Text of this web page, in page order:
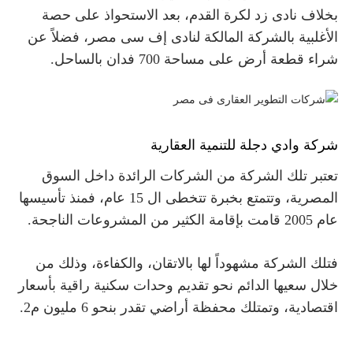
بخلاف نادى زد لكرة القدم، بعد الاستحواذ على حصة
الأغلبية بالشركة المالكة لنادى إف سى مصر، فضلاً عن
شراء قطعة أرض على مساحة 700 فدان بالساحل.
شركة وادي دجلة للتنمية العقارية
تعتبر تلك الشركة من الشركات الرائدة داخل السوق
المصرية، وتتمتع بخبرة تتخطى ال 15 عام، فمنذ تأسيسها
عام 2005 قامت بإقامة الكثير من المشروعات الناجحة.
فتلك الشركة مشهوداً لها بالاتقان، والكفاءة، وذلك من
خلال سعيها الدائم نحو تقديم وحدات سكنية راقية بأسعار
اقتصادية، وتمتلك محفظة أراضي تقدر بنحو 6 مليون م2.